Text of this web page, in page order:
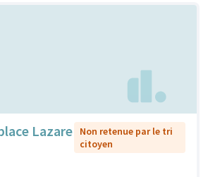
Lazare
Non retenue par le tri
citoyen